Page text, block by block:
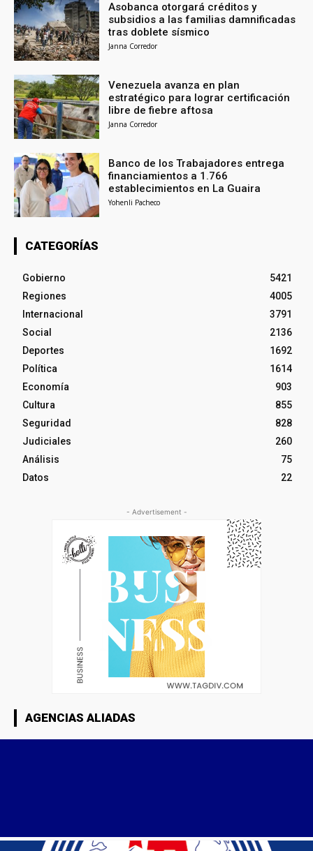
Asobanca otorgará créditos y
subsidios a las familias damnificadas
tras doblete sísmico
Janna Corredor
Venezuela avanza en plan
estratégico para lograr certificación
libre de fiebre aftosa
Janna Corredor
Banco de los Trabajadores entrega
financiamientos a 1.766
establecimientos en La Guaira
Yohenli Pacheco
CATEGORÍAS
Gobierno
5421
Regiones
4005
Internacional
3791
Social
2136
Deportes
1692
Política
1614
Economía
903
Cultura
855
Seguridad
828
Judiciales
260
Análisis
75
Datos
22
- Advertisement -
AGENCIAS ALIADAS